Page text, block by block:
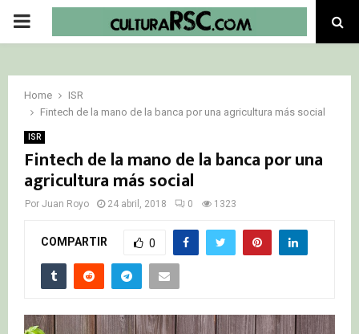
PRIMARY
Home
ISR
Fintech de la mano de la banca por una agricultura más social
ISR
Fintech de la mano de la banca por una
agricultura más social
Por Juan Royo 24 abril, 2018 0 1323
COMPARTIR 0